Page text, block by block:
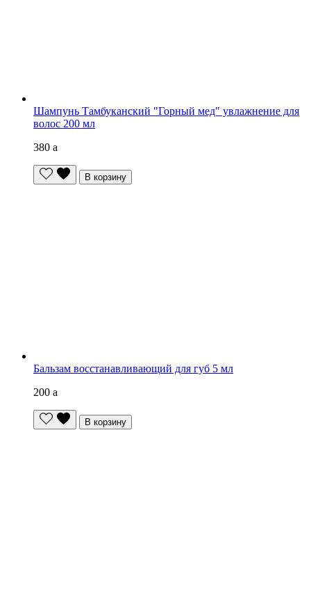
Шампунь Тамбуканский "Горный мед" увлажнение для
волос 200 мл
380 a
В корзину
Бальзам восстанавливающий для губ 5 мл
200 a
В корзину